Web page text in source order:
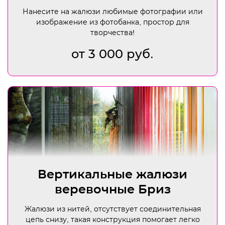
Нанесите на жалюзи любимые фотографии или
изображение из фотобанка, простор для
творчества!
от 3 000 руб.
Вертикальные жалюзи
веревочные Бриз
Жалюзи из нитей, отсутствует соединительная
цепь снизу, такая конструкция помогает легко